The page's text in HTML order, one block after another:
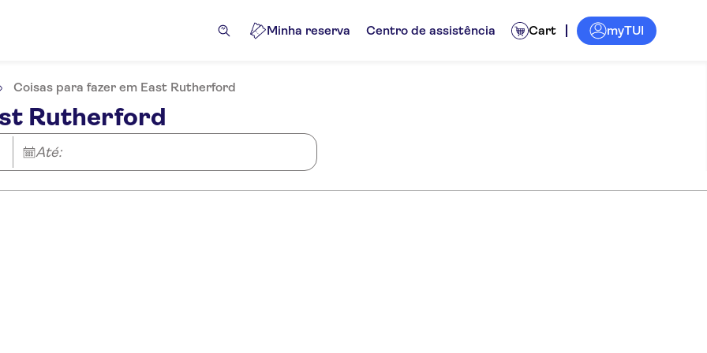
Minha reserva Centro de assistência Cart myTUI
Coisas para fazer em East Rutherford
Rutherford
Até: